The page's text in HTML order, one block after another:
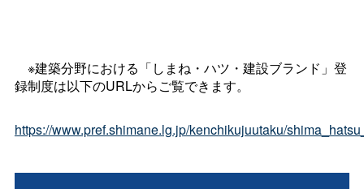
※建築分野における「しまね・ハツ・建設ブランド」登
録制度は以下のURLからご覧できます。
https://www.pref.shimane.lg.jp/kenchikujuutaku/